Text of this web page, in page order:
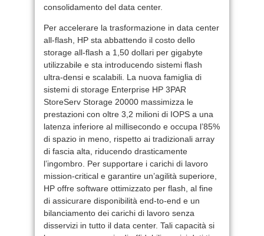
consolidamento del data center.
Per accelerare la trasformazione in data center
all-flash, HP sta abbattendo il costo dello
storage all-flash a 1,50 dollari per gigabyte
utilizzabile e sta introducendo sistemi flash
ultra-densi e scalabili. La nuova famiglia di
sistemi di storage Enterprise HP 3PAR
StoreServ Storage 20000 massimizza le
prestazioni con oltre 3,2 milioni di IOPS a una
latenza inferiore al millisecondo e occupa l’85%
di spazio in meno, rispetto ai tradizionali array
di fascia alta, riducendo drasticamente
l’ingombro. Per supportare i carichi di lavoro
mission-critical e garantire un’agilità superiore,
HP offre software ottimizzato per flash, al fine
di assicurare disponibilità end-to-end e un
bilanciamento dei carichi di lavoro senza
disservizi in tutto il data center. Tali capacità si